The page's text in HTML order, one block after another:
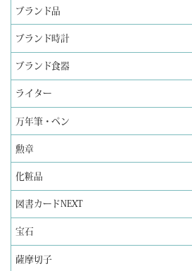
ブランド品
ブランド時計
ブランド食器
ライター
万年筆・ペン
勲章
化粧品
図書カードNEXT
宝石
薩摩切子